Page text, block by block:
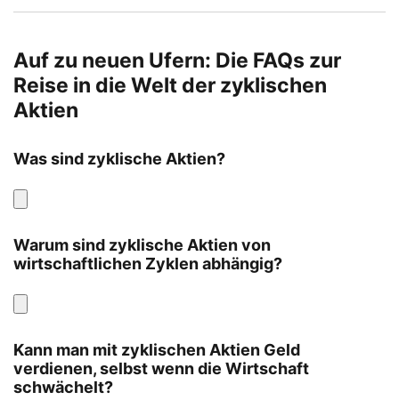
Auf zu neuen Ufern: Die FAQs zur
Reise in die Welt der zyklischen
Aktien
Was sind zyklische Aktien?
Warum sind zyklische Aktien von
wirtschaftlichen Zyklen abhängig?
Kann man mit zyklischen Aktien Geld
verdienen, selbst wenn die Wirtschaft
schwächelt?